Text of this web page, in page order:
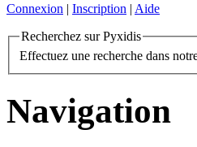
Connexion | Inscription | Aide
Recherchez sur Pyxidis
Effectuez une recherche dans
Navigation